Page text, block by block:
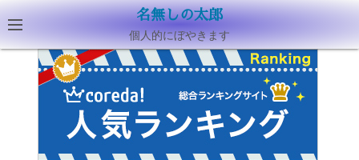
名無しの太郎
個人的にぼやきます